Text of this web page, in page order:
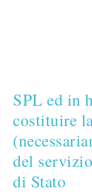
SPL ed in
costituire
del
di Stato